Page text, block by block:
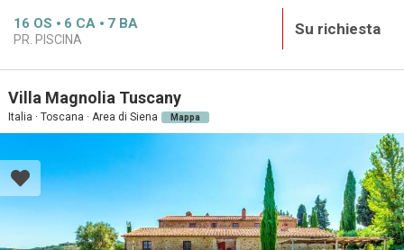
16 OS 6 CA 7 BA
PR. PISCINA
Su richiesta
Villa Magnolia Tuscany
Italia · Toscana · Area di Siena Mappa